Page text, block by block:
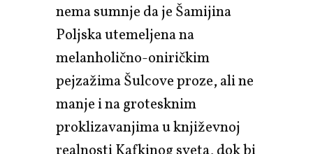
nema sumnje da je Šamijina
Poljska utemeljena na
melanholično-oniričkim
pejzažima Šulcove proze, ali ne
manje i na grotesknim
proklizavanjima u književnoj